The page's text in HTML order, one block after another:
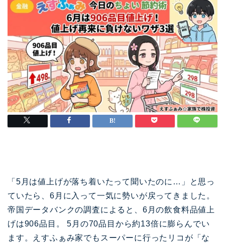
「5月は値上げが落ち着いたって聞いたのに…」と思っ
ていたら、6月に入って一気に勢いが戻ってきました。
帝国データバンクの調査によると、6月の飲食料品値上
げは906品目。 5月の70品目から約13倍に膨らんでい
ます。えすふぁみ家でもスーパーに行ったリコが「な